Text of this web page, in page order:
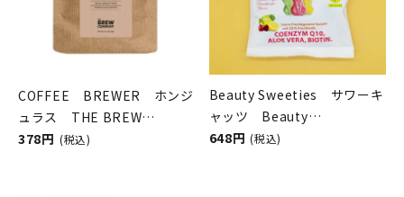
COFFEE BREWER ホンジ
ュラス THE BREW
COMPANY（コーヒーブリュ
378円 (税込)
Beauty Sweeties サワーキ
ャッツ Beauty
Sweeties（ビューティース
648円 (税込)